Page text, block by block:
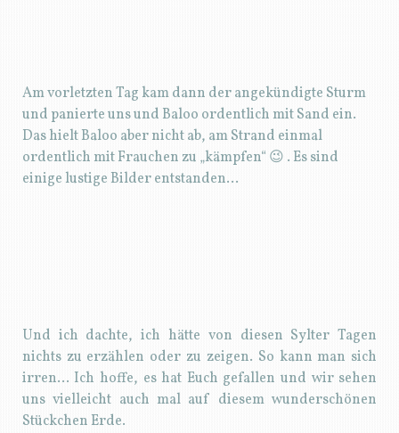
Am vorletzten Tag kam dann der angekündigte Sturm
und panierte uns und Baloo ordentlich mit Sand ein.
Das hielt Baloo aber nicht ab, am Strand einmal
ordentlich mit Frauchen zu „kämpfen“ 😉 . Es sind
einige lustige Bilder entstanden…
Und ich dachte, ich hätte von diesen Sylter Tagen
nichts zu erzählen oder zu zeigen. So kann man sich
irren… Ich hoffe, es hat Euch gefallen und wir sehen
uns vielleicht auch mal auf diesem wunderschönen
Stückchen Erde.